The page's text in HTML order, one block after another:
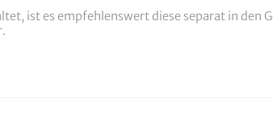
ist es empfehlenswert diese separat in den